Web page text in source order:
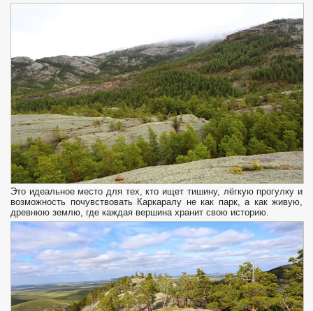
Это идеальное место для тех, кто ищет тишину, лёгкую прогулку и
возможность почувствовать Каркаралу не как парк, а как живую,
древнюю землю, где каждая вершина хранит свою историю.